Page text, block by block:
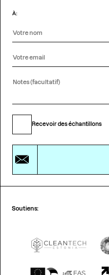
À:
Recevoir des échantillons
Soutiens: